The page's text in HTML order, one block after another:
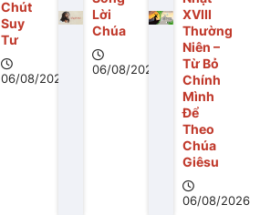
Chút
Suy
Tư
06/08/2026
Lời
Chúa
06/08/2026
XVIII
Thường
Niên –
Từ Bỏ
Chính
Mình
Để
Theo
Chúa
Giêsu
06/08/2026